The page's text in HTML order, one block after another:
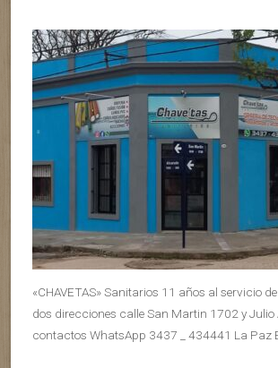
«CHAVETAS» Sanitarios 11 años al servicio
dos direcciones calle San Martin 1702 y Julio
contactos WhatsApp 3437 _ 434441 La Paz